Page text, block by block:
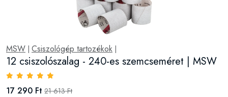
MSW Csiszológép tartozékok
12 csiszolószalag - 240-es szemcseméret | MSW
17 290 Ft 21 613 Ft